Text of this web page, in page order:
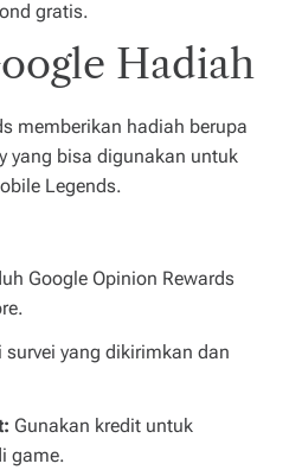
gratis.
Hadiah
memberikan hadiah berupa
yang bisa digunakan untuk
Legends.
Google Opinion Rewards
survei yang dikirimkan dan
Gunakan kredit untuk
game.